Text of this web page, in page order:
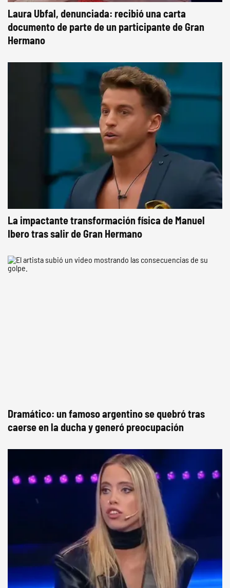
Laura Ubfal, denunciada: recibió una carta
documento de parte de un participante de Gran
Hermano
La impactante transformación física de Manuel
Ibero tras salir de Gran Hermano
Dramático: un famoso argentino se quebró tras
caerse en la ducha y generó preocupación